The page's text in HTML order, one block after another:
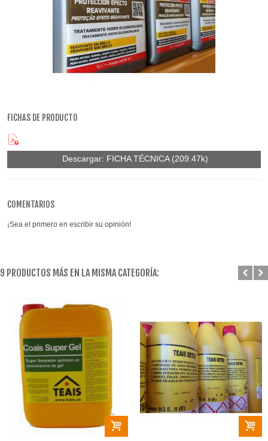
FICHAS DE PRODUCTO
Descargar: FICHA TÉCNICA (209.47k)
COMENTARIOS
¡Sea el primero en escribir su opinión!
9 PRODUCTOS MÁS EN LA MISMA CATEGORÍA: